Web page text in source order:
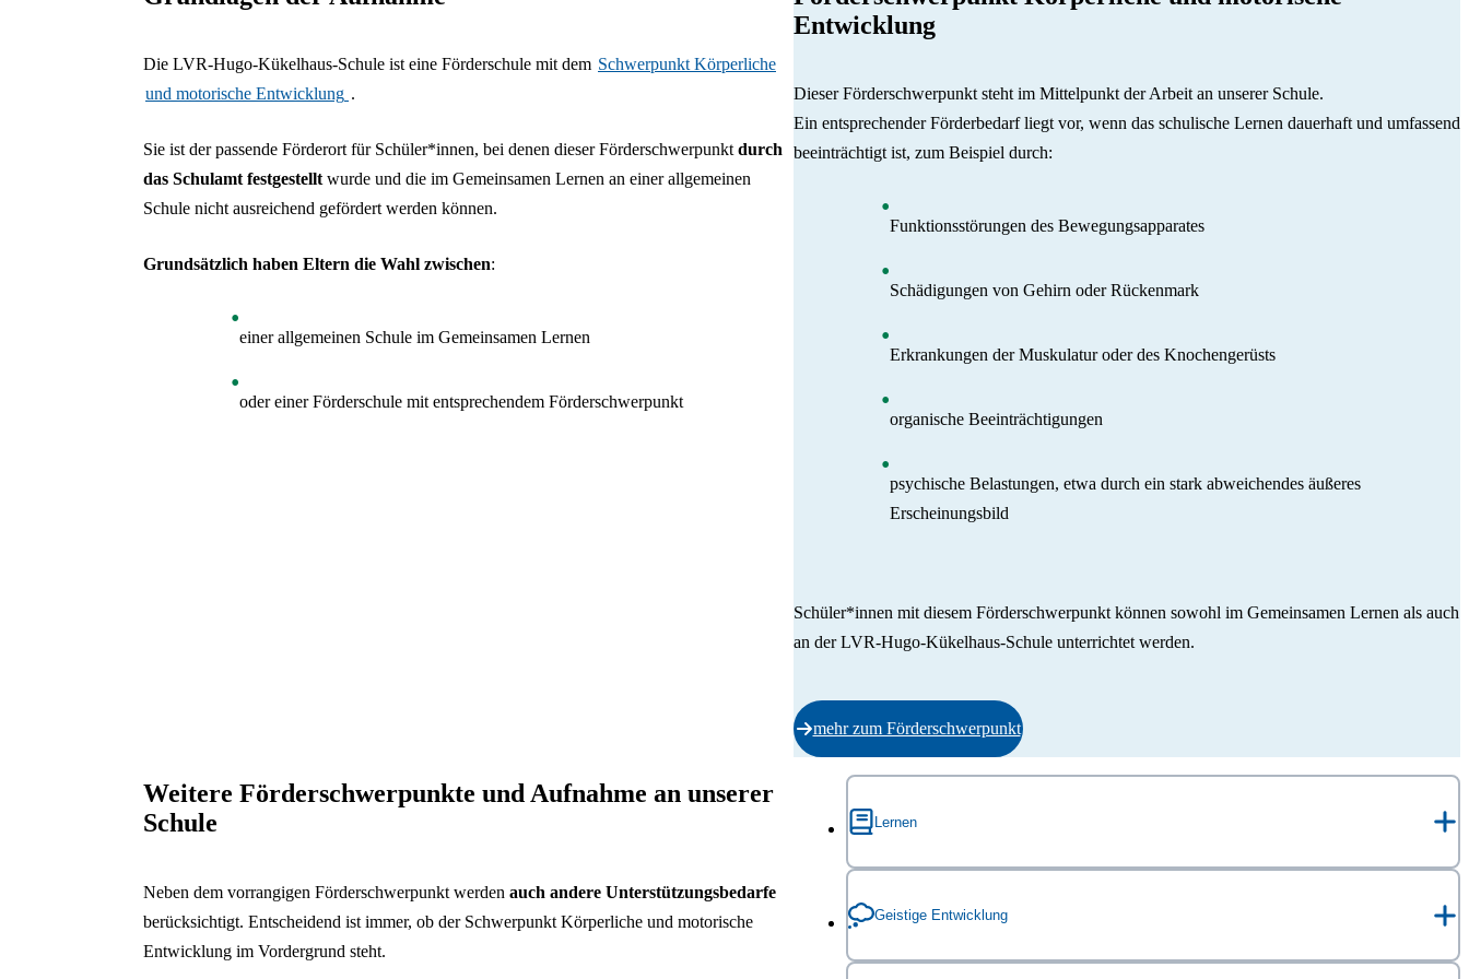
Die LVR-Hugo-Kükelhaus-Schule ist eine Förderschule mit dem Schwerpunkt Körperliche
und motorische Entwicklung .
Sie ist der passende Förderort für Schüler*innen, bei denen dieser Förderschwerpunktdurch
das Schulamt festgestelltwurde und die im Gemeinsamen Lernen an einer allgemeinen
Schule nicht ausreichend gefördert werden können.
Grundsätzlich haben Eltern die Wahl zwischen:
einer allgemeinen Schule im Gemeinsamen Lernen
oder einer Förderschule mit entsprechendem Förderschwerpunkt
Entwicklung
Dieser Förderschwerpunkt steht im Mittelpunkt der Arbeit an unserer Schule.
Ein entsprechender Förderbedarf liegt vor, wenn das schulische Lernen dauerhaft und umfassend
beeinträchtigt ist, zum Beispiel durch:
Funktionsstörungen des Bewegungsapparates
Schädigungen von Gehirn oder Rückenmark
Erkrankungen der Muskulatur oder des Knochengerüsts
organische Beeinträchtigungen
psychische Belastungen, etwa durch ein stark abweichendes äußeres
Erscheinungsbild
Schüler*innen mit diesem Förderschwerpunkt können sowohl im Gemeinsamen Lernen als auch
an der LVR-Hugo-Kükelhaus-Schule unterrichtet werden.
mehr zum Förderschwerpunkt
Weitere Förderschwerpunkte und Aufnahme an unserer
Schule
Neben dem vorrangigen Förderschwerpunkt werden auch andere Unterstützungsbedarfe
berücksichtigt. Entscheidend ist immer, ob der Schwerpunkt Körperliche und motorische
Entwicklung im Vordergrund steht.
Lernen
Förderschwerpunkt Lernen
Schüler*innen mit dem Förderschwerpunkt Lernen und zusätzlichen motorischen
Geistige Entwicklung